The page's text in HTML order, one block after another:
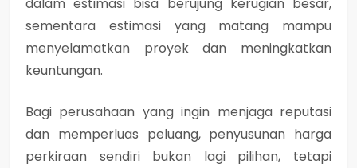
sementara estimasi yang matang mampu
menyelamatkan proyek dan meningkatkan
keuntungan.
Bagi perusahaan yang ingin menjaga reputasi
dan memperluas peluang, penyusunan harga
perkiraan sendiri bukan lagi pilihan, tetapi